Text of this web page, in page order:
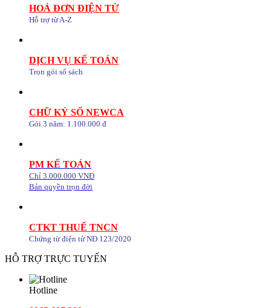
HOÁ ĐƠN ĐIỆN TỬ
Hỗ trợ từ A-Z
DỊCH VỤ KẾ TOÁN
Trọn gói sổ sách
CHỮ KÝ SỐ NEWCA
Gói 3 năm: 1.100.000 đ
PM KẾ TOÁN
Chỉ 3.000.000 VNĐ
Bản quyền trọn đời
CTKT THUẾ TNCN
Chứng từ điện tử NĐ 123/2020
HỖ TRỢ TRỰC TUYẾN
Hotline